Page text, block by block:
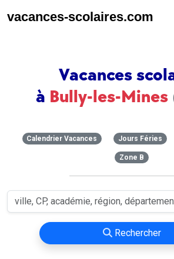
vacances-scolaires.com
Vacances
à Bully-les-Mines
Calendrier Vacances Jours Féries
Zone B
Rechercher